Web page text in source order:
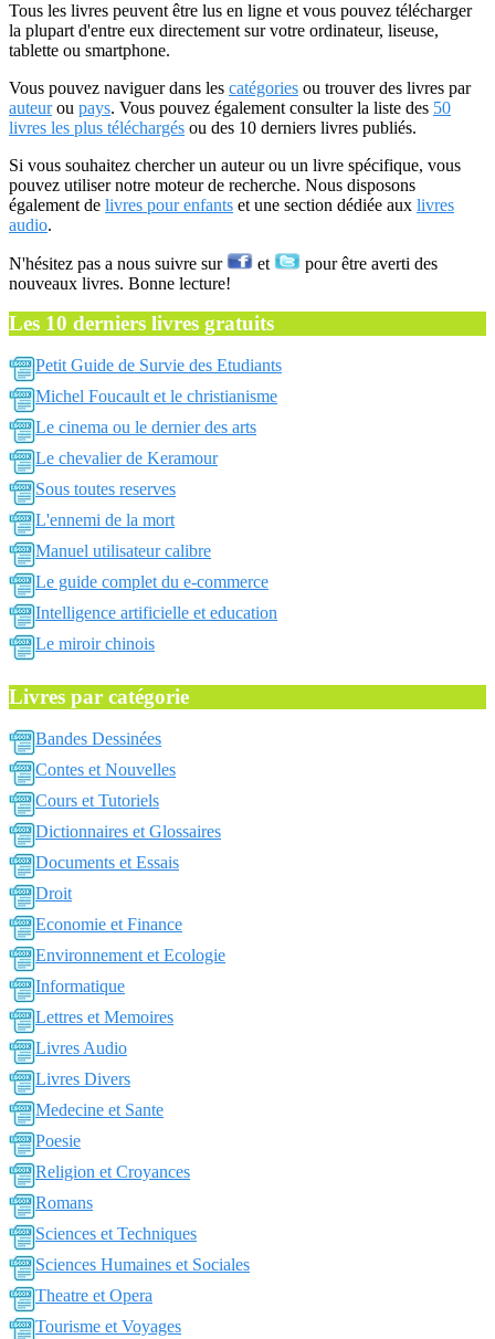
Tous les livres peuvent être lus en ligne et vous pouvez télécharger
la plupart d'entre eux directement sur votre ordinateur, liseuse,
tablette ou smartphone.
Vous pouvez naviguer dans les catégories ou trouver des livres par
auteurou pays. Vous pouvez également consulter la liste des 50
livres les plus téléchargés ou des 10 derniers livres publiés.
Si vous souhaitez chercher un auteur ou un livre spécifique, vous
pouvez utiliser notre moteur de recherche. Nous disposons
également de livres pour enfants et une section dédiée aux livres
audio.
N'hésitez pas a nous suivre sur et
pour être averti des
nouveaux livres. Bonne lecture!
Les 10 derniers livres gratuits
Petit Guide de Survie des Etudiants
Michel Foucault et le christianisme
Le cinema ou le dernier des arts
Le chevalier de Keramour
Sous toutes reserves
L'ennemi de la mort
Manuel utilisateur calibre
Le guide complet du e-commerce
Intelligence artificielle et education
Le miroir chinois
Livres par catégorie
Bandes Dessinées
Contes et Nouvelles
Cours et Tutoriels
Dictionnaires et Glossaires
Documents et Essais
Droit
Economie et Finance
Environnement et Ecologie
Informatique
Lettres et Memoires
Livres Audio
Livres Divers
Medecine et Sante
Poesie
Religion et Croyances
Romans
Sciences et Techniques
Sciences Humaines et Sociales
Theatre et Opera
Tourisme et Voyages